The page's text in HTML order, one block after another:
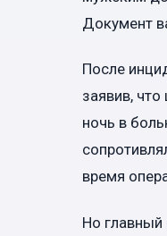
Документ
После
заявив,
ночь в
время
Но главный